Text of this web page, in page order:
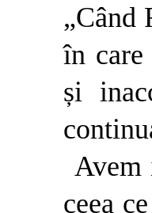
„Când
în
și
Avem
ceea